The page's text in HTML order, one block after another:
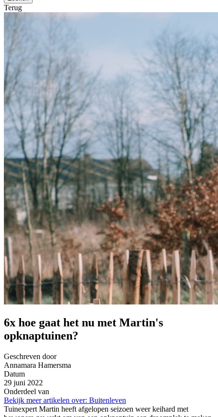
Terug
6x hoe gaat het nu met Martin's
opknaptuinen?
Geschreven door
Annamara Hamersma
Datum
29 juni 2022
Onderdeel van
Bekijk meer artikelen over: Buitenleven
Tuinexpert Martin heeft afgelopen seizoen weer keihard met